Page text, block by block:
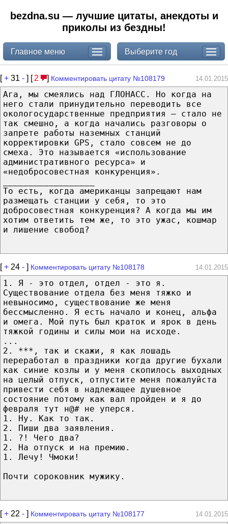
bezdna.su — лучшие цитаты, анекдоты и
приколы из бездны!
Главное меню Выберите год
[+ 31 - ] [ 2 ] Комментировать цитату №108179 14.01.2015
Ага, мы смеялись над ГЛОНАСС. Но когда на
него стали принудительно переводить все
окологосударственные предприятия — стало не
так смешно, а когда начались разговоры о
запрете работы наземных станций
корректировки GPS, стало совсем не до
смеха. Это называется «использование
административного ресурса» и
«недобросовестная конкуренция».
То есть, когда американцы запрещают нам
размещать станции у себя, то это
добросовестная конкуренция? А когда мы им
хотим ответить тем же, то это ужас, кошмар
и лишение свобод?
[+ 24 - ] Комментировать цитату №108178 14.01.2015
1. Я - это отдел, отдел - это я.
Существование отдела без меня тяжко и
невыносимо, существование же меня
бессмысленно. Я есть начало и конец, альфа
и омега. Мой путь был краток и ярок в день
тяжкой годины и силы мои на исходе.
...
2. ***, так и скажи, я как лошадь
переработал в праздники когда другие бухали
как синие козлы и у меня скопилось выходных
на целый отпуск, отпустите меня пожалуйста
привести себя в надлежащее душевное
состояние потому как вал пройден и я до
февраля тут н@# не уперся.
1. Ну. Как то так.
2. Пиши два заявления.
1. ?! Чего два?
2. На отпуск и на премию.
1. Лечу! Чмоки!
Почти сороковник мужику.
[+ 22 - ] Комментировать цитату №108177 14.01.2015